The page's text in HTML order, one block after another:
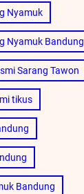
Nyamuk
Nyamuk Bandung
Sarang Tawon
tikus
Bandung